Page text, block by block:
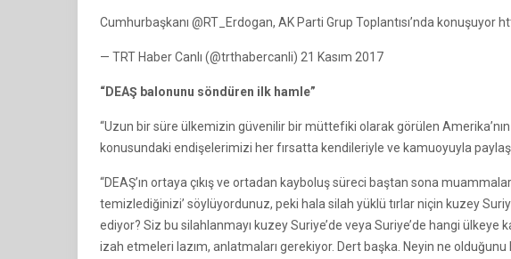
Cumhurbaşkanı @RT_Erdogan, AK Parti Grup Toplantısı’nda konuşuyor
— TRT Haber Canlı (@trthabercanli) 21 Kasım 2017
“DEAŞ balonunu söndüren ilk hamle”
“Uzun bir süre ülkemizin güvenilir bir müttefiki olarak görülen Amerika’nın
konusundaki endişelerimizi her fırsatta kendileriyle ve kamuoyuyla
“DEAŞ’ın ortaya çıkış ve ortadan kayboluş süreci baştan sona
temizlediğinizi’ söylüyordunuz, peki hala silah yüklü tırlar niçin kuzey
ediyor? Siz bu silahlanmayı kuzey Suriye’de veya Suriye’de hangi ülkeye
izah etmeleri lazım, anlatmaları gerekiyor. Dert başka. Neyin ne olduğunu